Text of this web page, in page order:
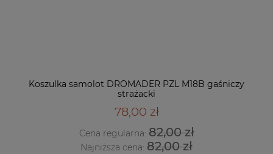
Koszulka samolot DROMADER PZL M18B gaśniczy
strażacki
78,00 zł
Cena regularna:82,00 zł
Najniższa cena: 82,00 zł